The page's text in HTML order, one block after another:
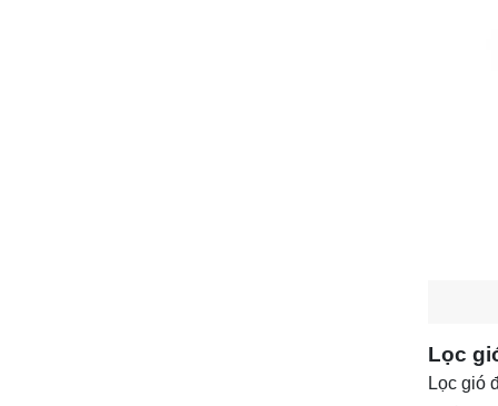
Lọc
Lọc gió